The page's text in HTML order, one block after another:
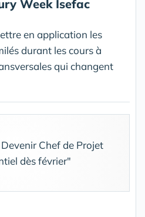
Week Isefac
en application les
durant les cours à
qui changent